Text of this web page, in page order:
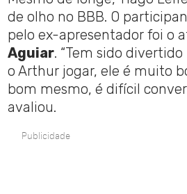
de olho no BBB. O
pelo ex-apresentador foi o
Aguiar. “Tem sido
o Arthur jogar, ele é muito
bom mesmo, é difícil
avaliou.
Publicidade